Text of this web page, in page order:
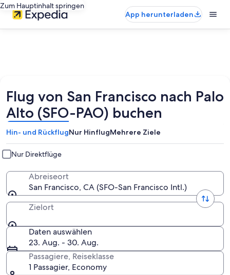
Zum Hauptinhalt springen
App herunterladen
Flug von San Francisco nach Palo
Alto (SFO-PAO) buchen
Hin- und RückflugNur HinflugMehrere Ziele
Nur Direktflüge
Abreiseort
San Francisco, CA (SFO-San Francisco Intl.)
Zielort
Daten auswählen
23. Aug. - 30. Aug.
Passagiere, Reiseklasse
1 Passagier, Economy